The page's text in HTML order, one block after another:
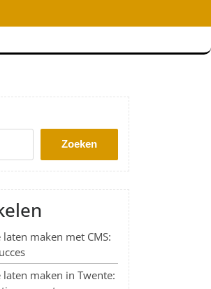
Zoeken
maken met CMS:
maken in Twente: